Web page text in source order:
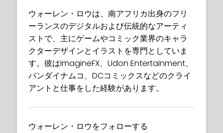
ウォーレン・ロウは、南アフリカ出身のフリ
ーランスのデジタルおよび伝統的なアーティ
ストで、主にゲームやコミック業界のキャラ
クターデザインとイラストを専門としていま
す。彼はImagineFX、Udon Entertainment、
バンダイナムコ、DCコミックスなどのクライ
アントと仕事をした経験があります。
ウォーレン・ロウをフォローする